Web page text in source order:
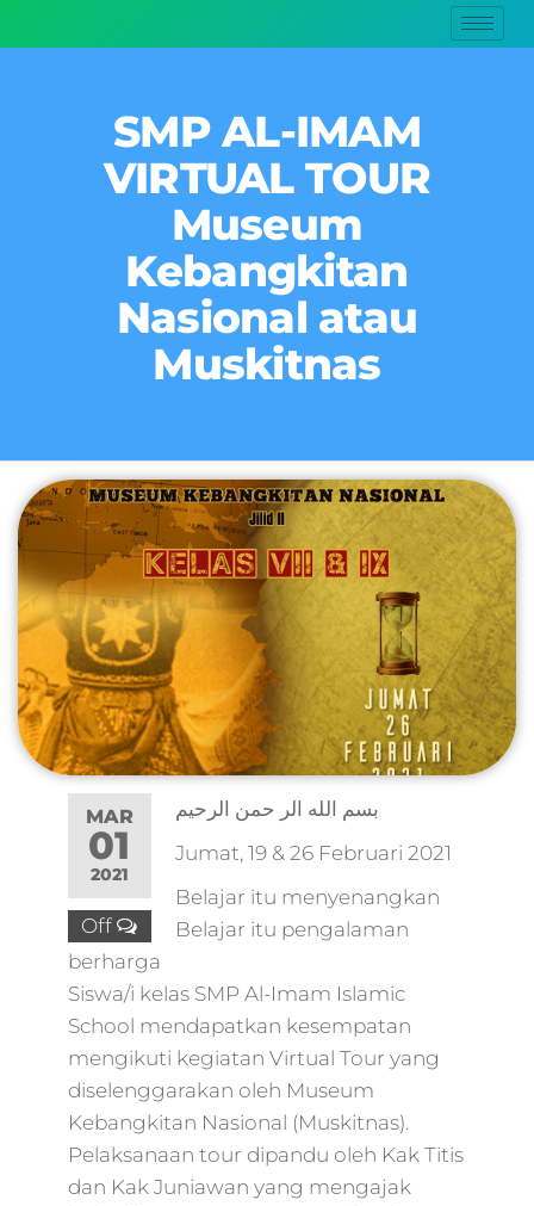
SMP AL-IMAM
VIRTUAL TOUR
Museum
Kebangkitan
Nasional atau
Muskitnas
MAR
01
2021
Off
بسم الله الر حمن الرحيم
Jumat, 19 & 26 Februari 2021
Belajar itu menyenangkan
Belajar itu pengalaman
berharga
Siswa/i kelas SMP Al-Imam Islamic
School mendapatkan kesempatan
mengikuti kegiatan Virtual Tour yang
diselenggarakan oleh Museum
Kebangkitan Nasional (Muskitnas).
Pelaksanaan tour dipandu oleh Kak Titis
dan Kak Juniawan yang mengajak